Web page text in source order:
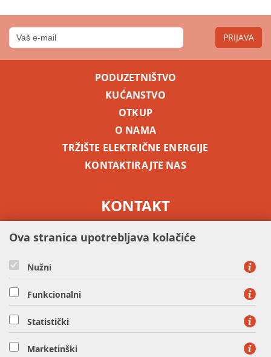
PRIJAVA
PODUZETNIŠTVO
KUĆANSTVO
OTKUP
O NAMA
TRŽIŠTE ELEKTRIČNE ENERGIJE
KONTAKTIRAJTE NAS
KONTAKT
HEP OPSKRBA d.o.o. - član HEP grupe, Ulica grada Vukovara
Ova stranica upotrebljava kolačiće
Nužni
Funkcionalni
Statistički
Marketinški